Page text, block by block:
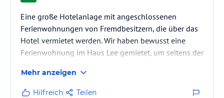
Eine große Hotelanlage mit angeschlossenen
Ferienwohnungen von Fremdbesitzern, die über das
Hotel vermietet werden. Wir haben bewusst eine
Ferienwohnung im Haus Lee gemietet, um seitens der
Elbe mit den vorbeifahrenden Hochseeschiffen war
aufgrund des oberen Stockwerks sehr imposant.
Mehr anzeigen
Hilfreich Teilen